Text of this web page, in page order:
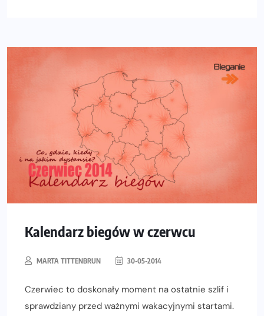
Kalendarz biegów w czerwcu
MARTA TITTENBRUN 30-05-2014
Czerwiec to doskonały moment na ostatnie szlif i
sprawdziany przed ważnymi wakacyjnymi startami.